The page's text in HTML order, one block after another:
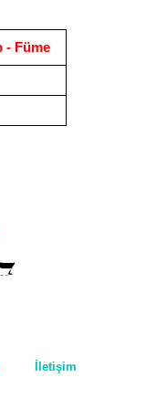
- Füme
İletişim